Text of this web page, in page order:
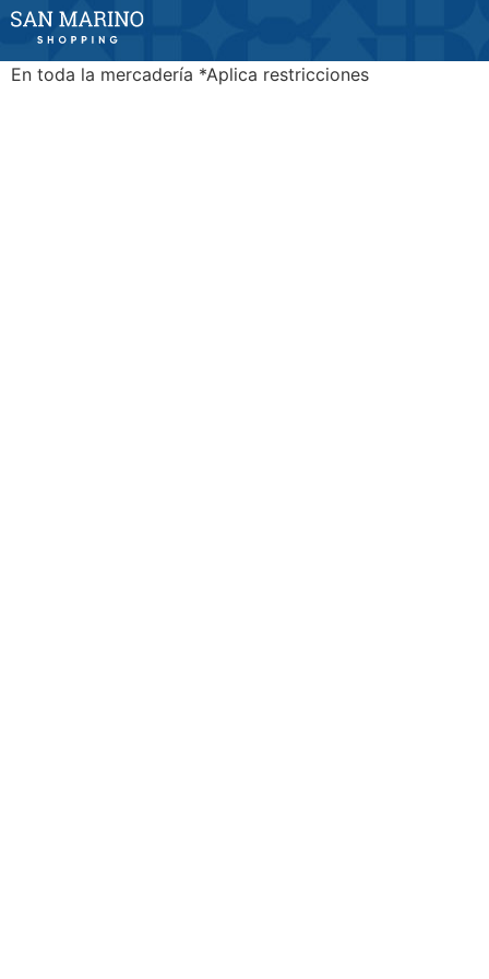
En toda la mercadería *Aplica restricciones